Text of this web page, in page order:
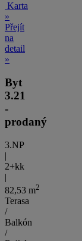
Karta
»
Přejít
na
detail
»
Byt
3.21
-
prodaný
3.NP
|
2+kk
|
82,53 m2
Terasa
/
Balkón
/